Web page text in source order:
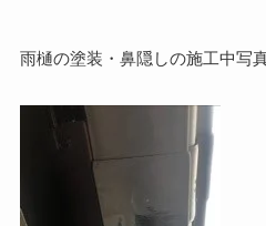
雨樋の塗装・鼻隠しの施工中写真